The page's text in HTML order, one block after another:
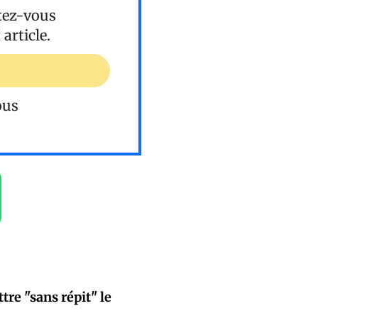
vous
article.
"sans répit" le